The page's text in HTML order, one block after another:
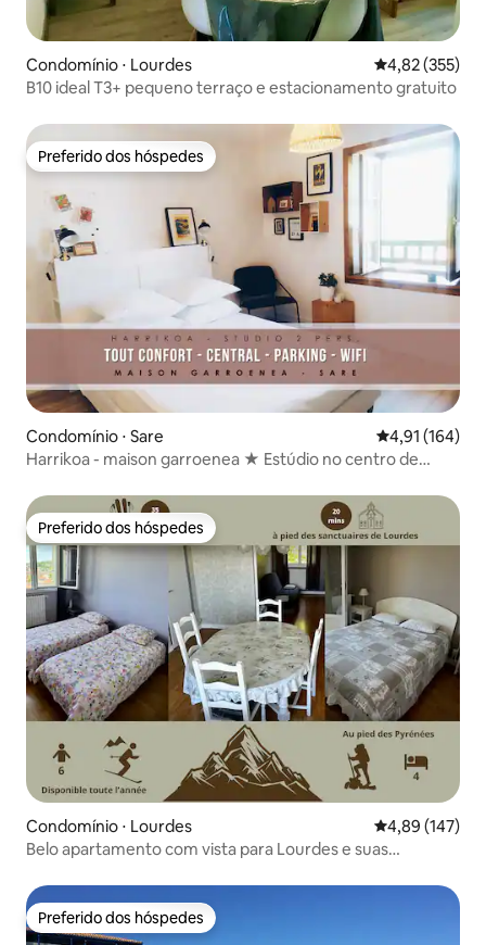
Condomínio ⋅ Lourdes 4,82 de uma
4,82 (355)
B10 ideal T3+ pequeno terraço e estacionamento gratuito
Preferido dos hóspedes
Preferido dos hóspedes
Condomínio ⋅ Sare 4,91 de uma
4,91 (164)
Harrikoa - maison garroenea ★ Estúdio no centro de
Preferido dos hóspedes
Preferido dos hóspedes
Condomínio ⋅ Lourdes 4,89 de uma
4,89 (147)
Belo apartamento com vista para Lourdes e suas
Preferido dos hóspedes
Preferido dos hóspedes